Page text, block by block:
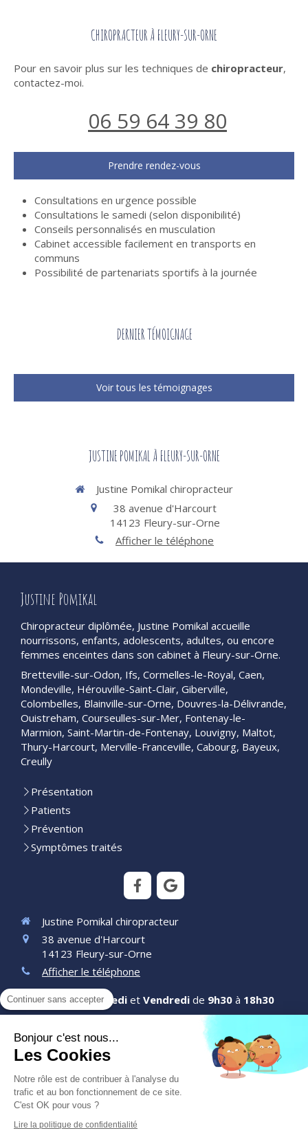
CHIROPRACTEUR À FLEURY-SUR-ORNE
Pour en savoir plus sur les techniques de chiropracteur,
contactez-moi.
06 59 64 39 80
Prendre rendez-vous
Consultations en urgence possible
Consultations le samedi (selon disponibilité)
Conseils personnalisés en musculation
Cabinet accessible facilement en transports en
communs
Possibilité de partenariats sportifs à la journée
DERNIER TÉMOIGNAGE
Voir tous les témoignages
JUSTINE POMIKAL À FLEURY-SUR-ORNE
Justine Pomikal chiropracteur
38 avenue d'Harcourt
14123 Fleury-sur-Orne
Afficher le téléphone
Justine Pomikal
Chiropracteur diplômée, Justine Pomikal accueille
nourrissons, enfants, adolescents, adultes, ou encore
femmes enceintes dans son cabinet à Fleury-sur-Orne.
Bretteville-sur-Odon, Ifs, Cormelles-le-Royal, Caen,
Mondeville, Hérouville-Saint-Clair, Giberville,
Colombelles, Blainville-sur-Orne, Douvres-la-Délivrande,
Ouistreham, Courseulles-sur-Mer, Fontenay-le-
Marmion, Saint-Martin-de-Fontenay, Louvigny, Maltot,
Thury-Harcourt, Merville-Franceville, Cabourg, Bayeux,
Creully
Présentation
Patients
Prévention
Symptômes traités
Justine Pomikal chiropracteur
38 avenue d'Harcourt
14123 Fleury-sur-Orne
Afficher le téléphone
DuLundiauMercredi et Vendredi de 9h30 à 18h30
Prendre rendez-vous
Liens utiles
Plan du site
Mentions légales
Continuer sans accepter
Bonjour c'est nous...
Les Cookies
Notre rôle est de contribuer à l'analyse du
trafic et au bon fonctionnement de ce site.
C'est OK pour vous ?
Lire la politique de confidentialité